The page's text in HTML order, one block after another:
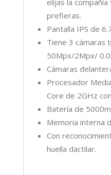
prefieras.
Pantalla IPS de
Tiene 3 cámaras
50Mpx/2Mpx/
Cámaras
Procesador
Core de 2GHz
Batería de
Memoria interna
Con
huella dactilar.